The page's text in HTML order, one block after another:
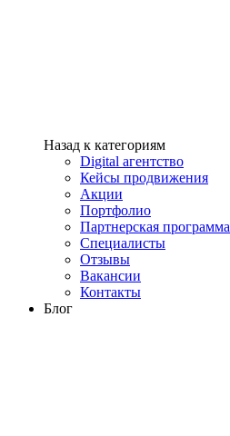
Назад к категориям
Digital агентство
Кейсы продвижения
Акции
Портфолио
Партнерская программа
Специалисты
Отзывы
Вакансии
Контакты
Блог